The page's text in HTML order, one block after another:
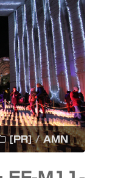
[PR] / AMN